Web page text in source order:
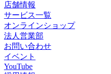
店舗情報
サービス一覧
オンラインショップ
法人営業部
お問い合わせ
イベント
YouTube